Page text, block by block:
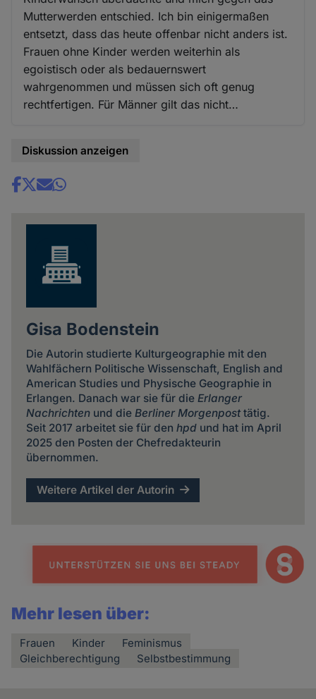
Mutterwerden entschied. Ich bin einigermaßen
entsetzt, dass das heute offenbar nicht anders ist.
Frauen ohne Kinder werden weiterhin als
egoistisch oder als bedauernswert
wahrgenommen und müssen sich oft genug
rechtfertigen. Für Männer gilt das nicht…
Diskussion anzeigen
Share
Gisa Bodenstein
Die Autorin studierte Kulturgeographie mit den
Wahlfächern Politische Wissenschaft, English and
American Studies und Physische Geographie in
Erlangen. Danach war sie für die Erlanger
Nachrichtenund die Berliner Morgenposttätig.
Seit 2017 arbeitet sie für den hpdund hat im April
2025 den Posten der Chefredakteurin
übernommen.
Weitere Artikel der Autorin
Mehr lesen über:
Frauen Kinder
Feminismus
Gleichberechtigung
Selbstbestimmung